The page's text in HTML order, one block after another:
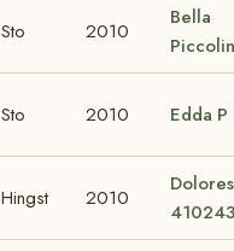
Sto 2010
Bella
Sto 2010 Edda P
Hingst 2010